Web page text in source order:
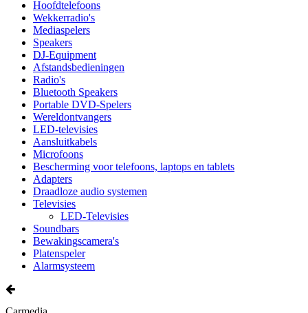
Hoofdtelefoons
Wekkerradio's
Mediaspelers
Speakers
DJ-Equipment
Afstandsbedieningen
Radio's
Bluetooth Speakers
Portable DVD-Spelers
Wereldontvangers
LED-televisies
Aansluitkabels
Microfoons
Bescherming voor telefoons, laptops en tablets
Adapters
Draadloze audio systemen
Televisies
LED-Televisies
Soundbars
Bewakingscamera's
Platenspeler
Alarmsysteem